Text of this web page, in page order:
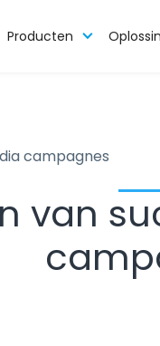
Producten
campagnes
van